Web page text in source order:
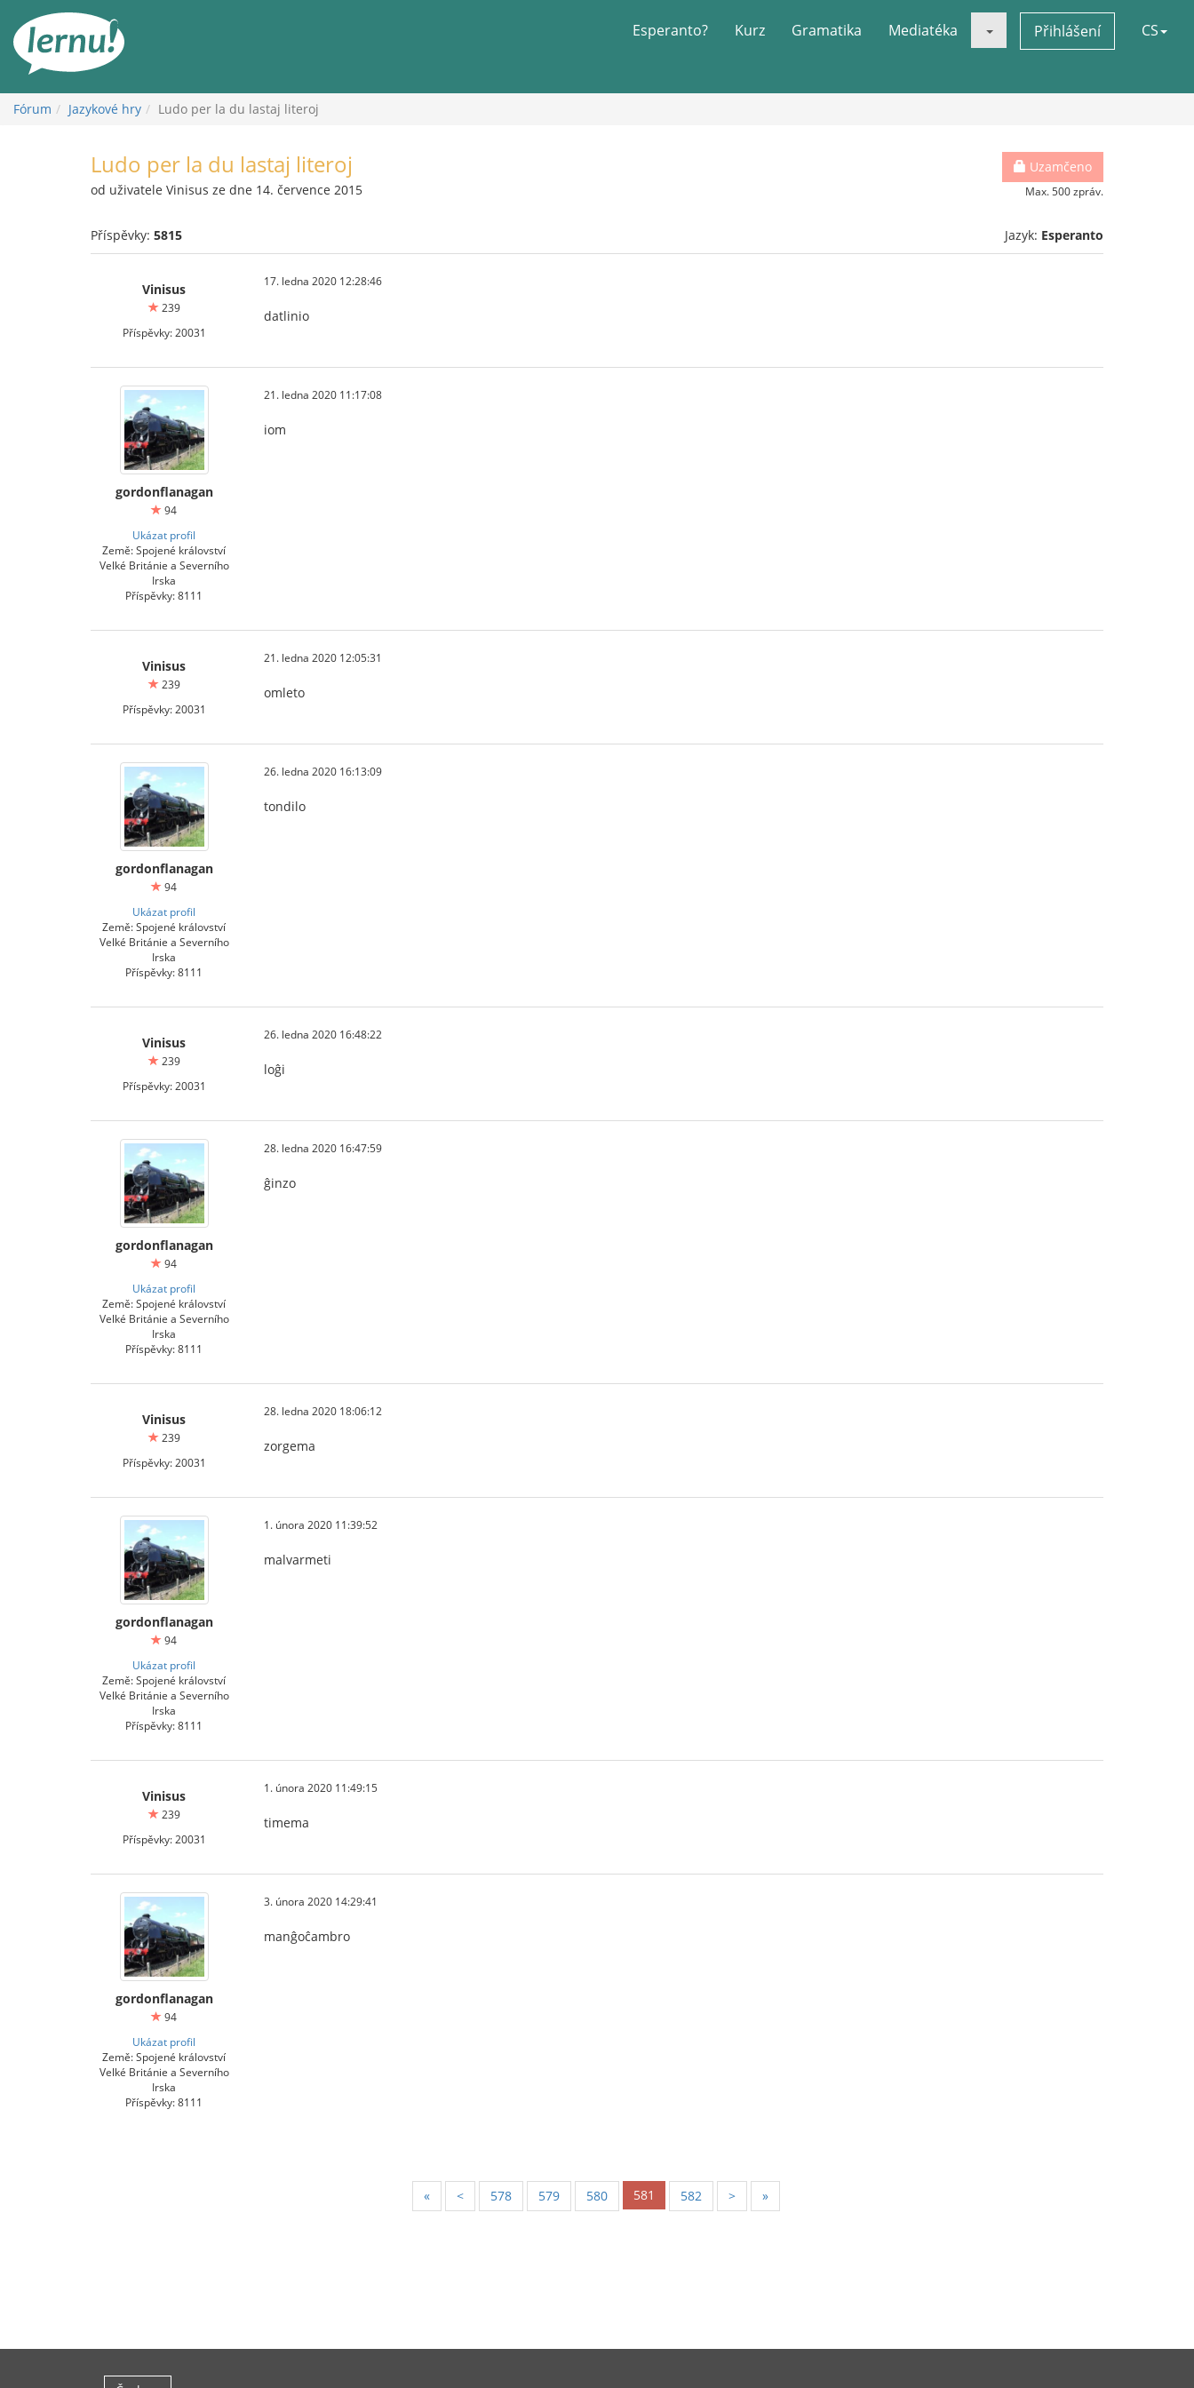
obsahu
Esperanto? Kurz Gramatika Mediatéka Přihlášení CS
Fórum Jazykové hry Ludo per la du lastaj literoj
Uzamčeno
Max. 500 zpráv.
Ludo per la du lastaj literoj
od uživatele Vinisus ze dne 14. července 2015
Příspěvky: 5815 Jazyk: Esperanto
Vinisus
239
Příspěvky: 20031
17. ledna 2020 12:28:46
datlinio
gordonflanagan
94
Ukázat profil
Země: Spojené království
Velké Británie a Severního
Irska
Příspěvky: 8111
21. ledna 2020 11:17:08
iom
Vinisus
239
Příspěvky: 20031
21. ledna 2020 12:05:31
omleto
gordonflanagan
94
Ukázat profil
Země: Spojené království
Velké Británie a Severního
Irska
Příspěvky: 8111
26. ledna 2020 16:13:09
tondilo
Vinisus
239
Příspěvky: 20031
26. ledna 2020 16:48:22
loĝi
gordonflanagan
94
Ukázat profil
Země: Spojené království
Velké Británie a Severního
Irska
Příspěvky: 8111
28. ledna 2020 16:47:59
ĝinzo
Vinisus
239
Příspěvky: 20031
28. ledna 2020 18:06:12
zorgema
gordonflanagan
94
Ukázat profil
Země: Spojené království
Velké Británie a Severního
Irska
Příspěvky: 8111
1. února 2020 11:39:52
malvarmeti
Vinisus
239
Příspěvky: 20031
1. února 2020 11:49:15
timema
gordonflanagan
94
Ukázat profil
Země: Spojené království
Velké Británie a Severního
Irska
Příspěvky: 8111
3. února 2020 14:29:41
manĝoĉambro
« < 578 579 580 581 582 > »